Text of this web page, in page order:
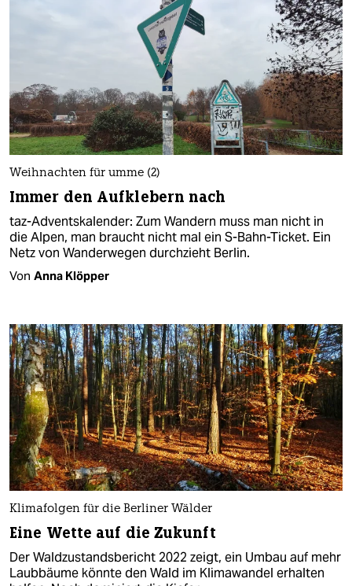
Weihnachten für umme (2)
Immer den Aufklebern nach
taz-Adventskalender: Zum Wandern muss man nicht in
die Alpen, man braucht nicht mal ein S-Bahn-Ticket. Ein
Netz von Wanderwegen durchzieht Berlin.
Von Anna Klöpper
Klimafolgen für die Berliner Wälder
Eine Wette auf die Zukunft
Der Waldzustandsbericht 2022 zeigt, ein Umbau auf mehr
Laubbäume könnte den Wald im Klimawandel erhalten